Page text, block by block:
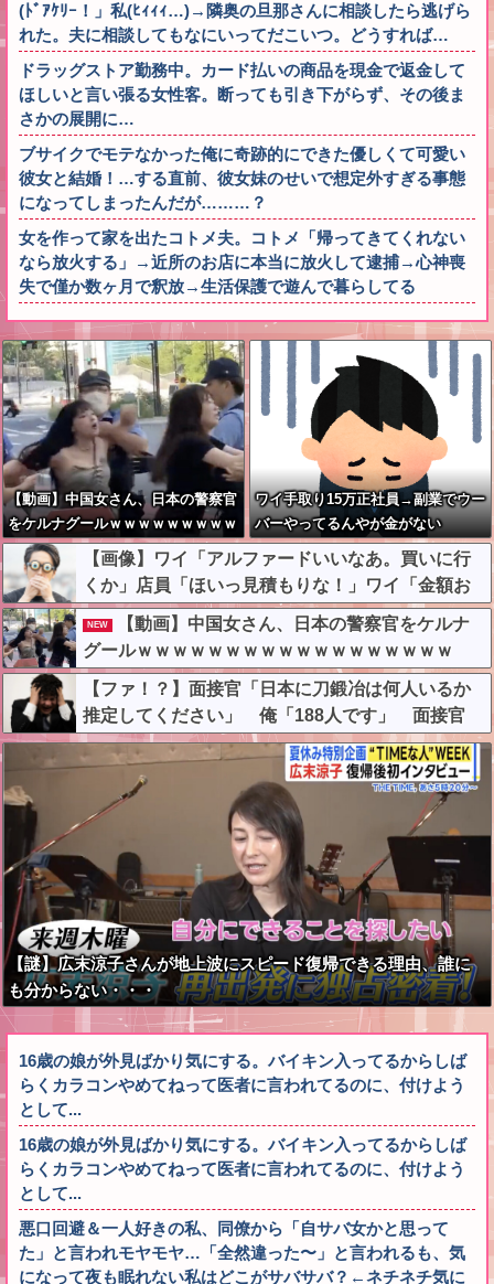
(ﾄﾞｱｹﾘｰ！」私(ﾋｨｨｨ…)→隣奥の旦那さんに相談したら逃げら
れた。夫に相談してもなにいってだこいつ。どうすれば…
ドラッグストア勤務中。カード払いの商品を現金で返金して
ほしいと言い張る女性客。断っても引き下がらず、その後ま
さかの展開に…
ブサイクでモテなかった俺に奇跡的にできた優しくて可愛い
彼女と結婚！…する直前、彼女妹のせいで想定外すぎる事態
になってしまったんだが………？
女を作って家を出たコトメ夫。コトメ「帰ってきてくれない
なら放火する」→近所のお店に本当に放火して逮捕→心神喪
失で僅か数ヶ月で釈放→生活保護で遊んで暮らしてる
【動画】中国女さん、日本の警察官
をケルナグールｗｗｗｗｗｗｗｗｗ
ｗｗｗｗｗｗｗｗｗ
ワイ手取り15万正社員→副業でウー
バーやってるんやが金がない
【画像】ワイ「アルファードいいなあ。買いに行
くか」店員「ほいっ見積もりな！」ワイ「金額お
かしくね？」←お前らもそう思うよな？？？？？
NEW
【動画】中国女さん、日本の警察官をケルナ
グールｗｗｗｗｗｗｗｗｗｗｗｗｗｗｗｗｗｗ
【ファ！？】面接官「日本に刀鍛冶は何人いるか
推定してください」 俺「188人です」 面接官
「どういう風に考えましたか？」 俺「知ってま
した」→この後『こう』なったんだがマジで納得
いかない！！！！！
【謎】広末涼子さんが地上波にスピード復帰できる理由、誰に
も分からない・・・
16歳の娘が外見ばかり気にする。バイキン入ってるからしば
らくカラコンやめてねって医者に言われてるのに、付けよう
として...
16歳の娘が外見ばかり気にする。バイキン入ってるからしば
らくカラコンやめてねって医者に言われてるのに、付けよう
として...
悪口回避＆一人好きの私、同僚から「自サバ女かと思って
た」と言われモヤモヤ…「全然違った〜」と言われるも、気
になって夜も眠れない私はどこがサバサバ？←ネチネチ気に